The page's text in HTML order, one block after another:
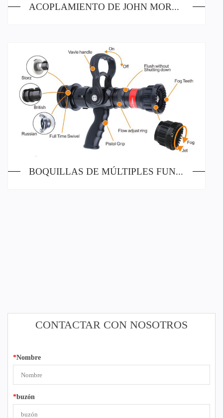
ACOPLAMIENTO DE JOHN MORRIS: CORTA CORTA
BOQUILLAS DE MÚLTIPLES FUNCIONES QLD-480
CONTACTAR CON NOSOTROS
*Nombre
*buzón